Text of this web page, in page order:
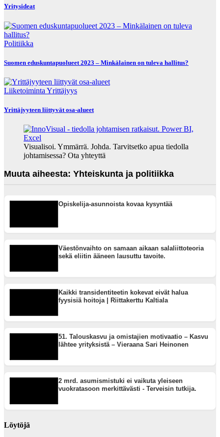
Yritysideat
Politiikka
Suomen eduskuntapuolueet 2023 – Minkälainen on tuleva hallitus?
Liiketoiminta Yrittäjyys
Yrittäjyyteen liittyvät osa-alueet
Visualisoi. Ymmärrä. Johda. Tarvitsetko apua tiedolla
johtamisessa? Ota yhteyttä
Muuta aiheesta: Yhteiskunta ja politiikka
Opiskelija-asunnoista kovaa kysyntää
Väestönvaihto on samaan aikaan salaliittoteoria
sekä eliitin ääneen lausuttu tavoite.
Kaikki transidentiteetin kokevat eivät halua
fyysisiä hoitoja | Riittakerttu Kaltiala
51. Talouskasvu ja omistajien motivaatio – Kasvu
lähtee yrityksistä – Vieraana Sari Heinonen
2 mrd. asumismistuki ei vaikuta yleiseen
vuokratasoon merkittävästi - Terveisin tutkija.
Löytöjä